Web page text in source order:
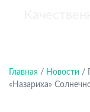
Главная / Новости /
«Назариха»